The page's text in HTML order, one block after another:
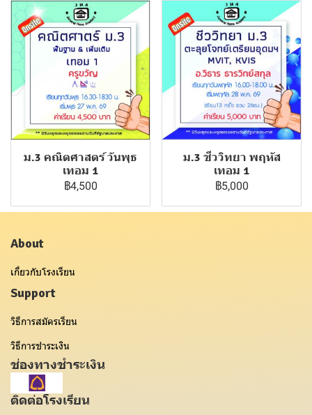
ม.3 คณิตศาสตร์ วันพุธ
เทอม 1
฿4,500
ม.3 ชีววิทยา พฤหัส
เทอม 1
฿5,000
About
เกี่ยวกับโรงเรียน
Support
วิธีการสมัครเรียน
วิธีการชำระเงิน
ช่องทางชำระเงิน
ติดต่อโรงเรียน